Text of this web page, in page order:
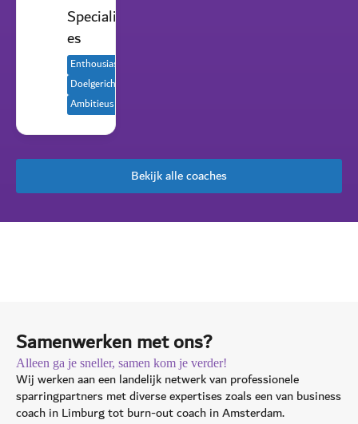
Specialisati
es
Enthousiast
Doelgericht
Ambitieus
Bekijk alle coaches
Samenwerken met ons?
Alleen ga je sneller, samen kom je verder!
Wij werken aan een landelijk netwerk van professionele
sparringpartners met diverse expertises zoals een van business
coach in Limburg tot burn-out coach in Amsterdam.